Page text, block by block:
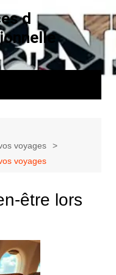
d
voyages
voyages
être lors